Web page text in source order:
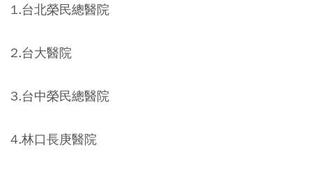
1.台北榮民總醫院
2.台大醫院
3.台中榮民總醫院
4.林口長庚醫院